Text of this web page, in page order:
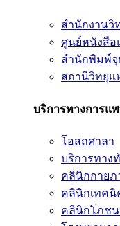
สำนักงานวิ
ศูนย์หนังสือ
สำนักพิมพ์
สถานีวิทยุแ
บริการทางการแ
โอสถศาลา
บริการทาง
คลินิกกายภ
คลินิกเทคนิ
คลินิกโภชน